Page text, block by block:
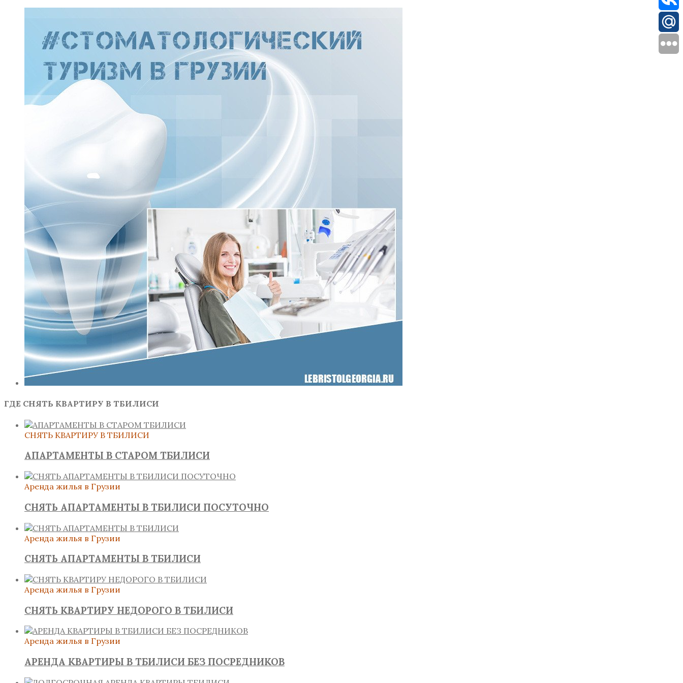
ГДЕ СНЯТЬ КВАРТИРУ В ТБИЛИСИ
СНЯТЬ КВАРТИРУ В ТБИЛИСИ
АПАРТАМЕНТЫ В СТАРОМ ТБИЛИСИ
Аренда жилья в Грузии
СНЯТЬ АПАРТАМЕНТЫ В ТБИЛИСИ ПОСУТОЧНО
Аренда жилья в Грузии
СНЯТЬ АПАРТАМЕНТЫ В ТБИЛИСИ
Аренда жилья в Грузии
СНЯТЬ КВАРТИРУ НЕДОРОГО В ТБИЛИСИ
Аренда жилья в Грузии
АРЕНДА КВАРТИРЫ В ТБИЛИСИ БЕЗ ПОСРЕДНИКОВ